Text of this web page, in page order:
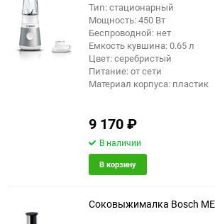
еще 5 фото
Тип: стационарный
Мощность: 450 Вт
Беспроводной: нет
Емкость кувшина: 0.65 л
Цвет: серебристый
Питание: от сети
Материал корпуса: пластик
9 170₽
В наличии
В корзину
Соковыжималка Bosch